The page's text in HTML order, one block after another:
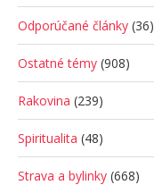
Odporúčané články (36)
Ostatné témy (908)
Rakovina (239)
Spiritualita (48)
Strava a bylinky (668)